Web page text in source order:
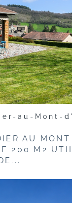
au-Mont-
AU MONT
200 M2